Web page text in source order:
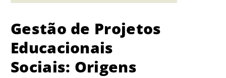
Gestão de Projetos
Educacionais
Sociais: Origens